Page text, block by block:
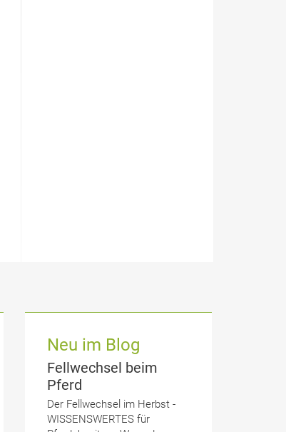
Neu im Blog
Fellwechsel beim
Pferd
Der Fellwechsel im Herbst -
WISSENSWERTES für